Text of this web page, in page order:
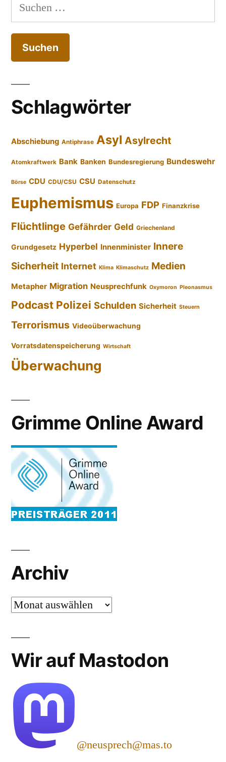
nach:
Schlagwörter
Abschiebung Antiphrase Asyl Asylrecht
Atomkraftwerk Bank Banken Bundesregierung Bundeswehr
Börse CDU CDU/CSU CSU Datenschutz
Euphemismus Europa FDP Finanzkrise
Flüchtlinge Gefährder Geld Griechenland
Grundgesetz Hyperbel Innenminister Innere
Sicherheit Internet Klima Klimaschutz Medien
Metapher Migration Neusprechfunk Oxymoron Pleonasmus
Podcast Polizei Schulden Sicherheit Steuern
Terrorismus Videoüberwachung
Vorratsdatenspeicherung Wirtschaft
Überwachung
Grimme Online Award
Archiv
Archiv
Wir auf Mastodon
@neusprech@mas.to